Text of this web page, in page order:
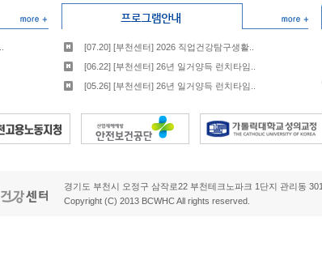
[07.20] [부천센터] 2026 직업건강탐구생활..
[06.22] [부천센터] 26년 일거양득 런치타임..
[05.26] [부천센터] 26년 일거양득 런치타임..
경기도 부천시 오정구 삼작로22 부천테크노파크 1단지 관리동
Copyright (C) 2013 BCWHC All rights reserved.